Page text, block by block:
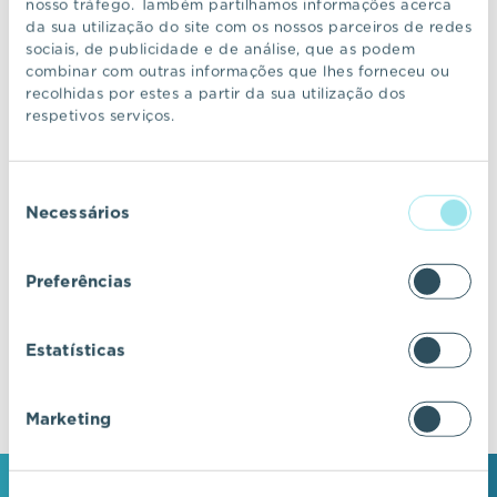
nosso tráfego. Também partilhamos informações acerca
da sua utilização do site com os nossos parceiros de redes
sociais, de publicidade e de análise, que as podem
combinar com outras informações que lhes forneceu ou
recolhidas por estes a partir da sua utilização dos
respetivos serviços.
deNecessários
Preferências
Estatísticas
Marketing
CONTINUAR A NAVEGAR
Descubra ecossistemas residenciais de
excelência, onde o design e a arquitetura se
fundem com a inovação e a sustentabilidade.